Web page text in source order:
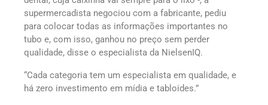
supermercadista negociou com a fabricante, pediu
para colocar todas as informações importantes no
tubo e, com isso, ganhou no preço sem perder
qualidade, disse o especialista da NielsenIQ.
“Cada categoria tem um especialista em qualidade, e
há zero investimento em mídia e tabloides.”